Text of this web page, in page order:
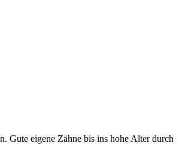
Gute eigene Zähne bis ins hohe Alter durch